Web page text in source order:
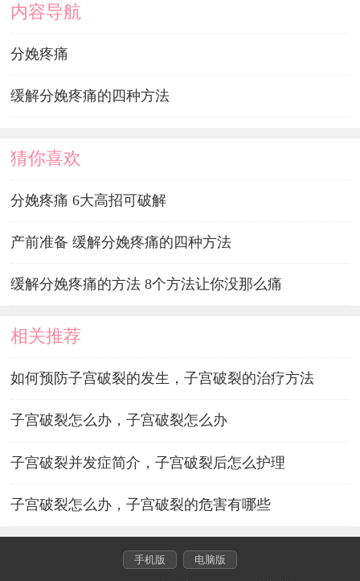
内容导航
分娩疼痛
缓解分娩疼痛的四种方法
猜你喜欢
分娩疼痛 6大高招可破解
产前准备 缓解分娩疼痛的四种方法
缓解分娩疼痛的方法 8个方法让你没那么痛
相关推荐
如何预防子宫破裂的发生，子宫破裂的治疗方法
子宫破裂怎么办，子宫破裂怎么办
子宫破裂并发症简介，子宫破裂后怎么护理
子宫破裂怎么办，子宫破裂的危害有哪些
手机版 电脑版